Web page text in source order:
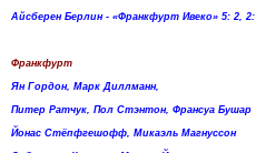
Айсберен Берлин - «Франкфурт Ивеко» 5: 2,
Франкфурт
Ян Гордон, Марк Диллманн,
Питер Ратчук, Пол Стэнтон, Франсуа Бушар
Йонас Стёпфгешофф, Микаэль Магнуссон